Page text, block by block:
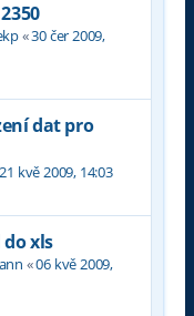
«30 čer 2009,
dat pro
21 kvě 2009, 14:03
xls
«06 kvě 2009,